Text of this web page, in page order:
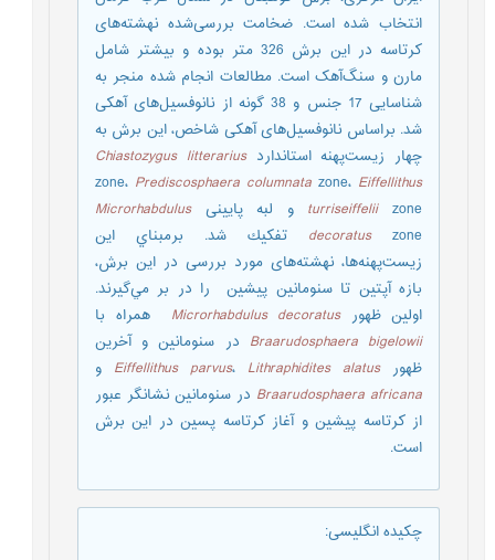
انتخاب شده است. ضخامت بررسی‌شده نهشته‌های
کرتاسه در این برش 326 متر بوده و بیشتر شامل
مارن و سنگ‌آهک است. مطالعات انجام شده منجر به
شناسایی 17 جنس و 38 گونه از نانوفسیل‌های آهکی
شد. براساس نانوفسیل‌های آهکی شاخص، اين برش به
چهار زیست‌پهنه استاندارد
Chiastozygus litterarius
zone،Prediscosphaera columnatazone،Eiffellithus
turriseiffeliizone و لبه پایینی
Microrhabdulus
decoratuszone تفكيك شد. برمبناي اين
زیست‌پهنه‌ها، نهشته‌های مورد بررسی در اين برش،
بازه آپتین تا سنومانین پیشین را در بر مي‌گيرند.
اولین ظهور Microrhabdulus decoratusهمراه با
Braarudosphaera bigelowiiدر سنومانین و آخرین
ظهور
Eiffellithus parvus ،Lithraphidites alatus
و
Braarudosphaera africanaدر سنومانین نشانگر عبور
از کرتاسه پیشین و آغاز کرتاسه پسین در این برش
است.
چکیده انگلیسی: